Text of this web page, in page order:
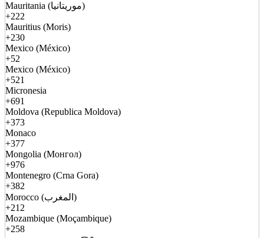
Mauritania (موريتانيا)
+222
Mauritius (Moris)
+230
Mexico (México)
+52
Mexico (México)
+521
Micronesia
+691
Moldova (Republica Moldova)
+373
Monaco
+377
Mongolia (Монгол)
+976
Montenegro (Crna Gora)
+382
Morocco (المغرب)
+212
Mozambique (Moçambique)
+258